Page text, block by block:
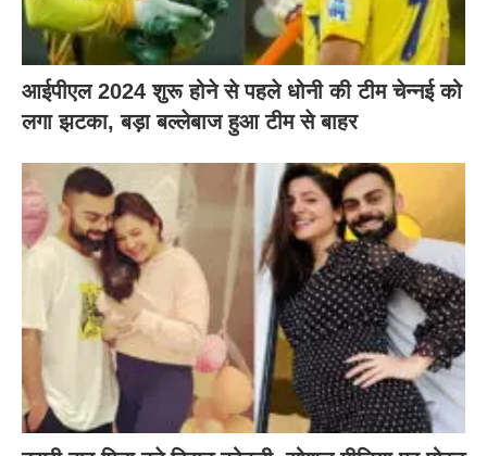
आईपीएल 2024 शुरू होने से पहले धोनी की टीम चेन्नई को
लगा झटका, बड़ा बल्लेबाज हुआ टीम से बाहर